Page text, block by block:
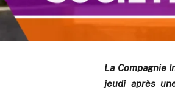
La Compagnie
jeudi après